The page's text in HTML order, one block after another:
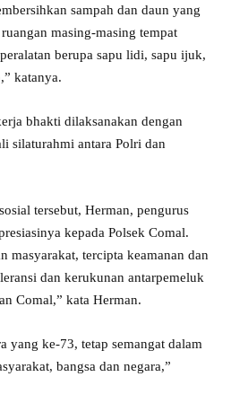
sampah dan daun yang
masing-masing tempat
berupa sapu lidi, sapu ijuk,
katanya.
bhakti dilaksanakan dengan
silaturahmi antara Polri dan
tersebut, Herman, pengurus
kepada Polsek Comal.
masyarakat, tercipta keamanan dan
dan kerukunan antarpemeluk
Comal,” kata Herman.
yang ke-73, tetap semangat dalam
bangsa dan negara,”